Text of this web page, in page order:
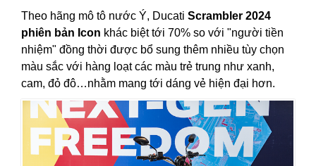
Theo hãng mô tô nước Ý, Ducati Scrambler 2024
phiên bản Icon khác biệt tới 70% so với "người tiền
nhiệm" đồng thời được bổ sung thêm nhiều tùy chọn
màu sắc với hàng loạt các màu trẻ trung như xanh,
cam, đỏ đô…nhằm mang tới dáng vẻ hiện đại hơn.